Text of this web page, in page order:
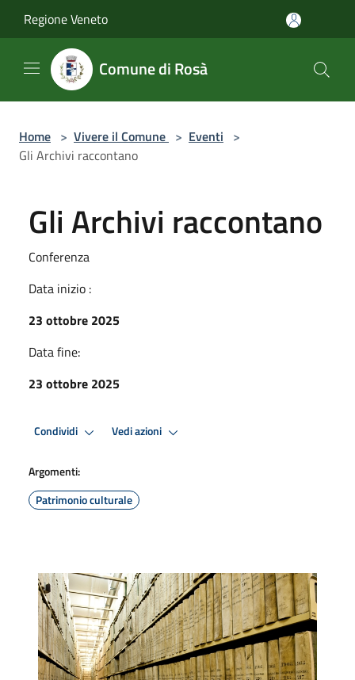
Regione Veneto
Comune di Rosà
Home > Vivere il Comune > Eventi >
Gli Archivi raccontano
Gli Archivi raccontano
Conferenza
Data inizio :
23 ottobre 2025
Data fine:
23 ottobre 2025
Condividi Vedi azioni
Argomenti:
Patrimonio culturale